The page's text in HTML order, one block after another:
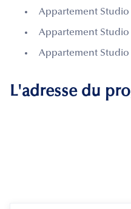
Appartement Studio
Appartement Studio
Appartement Studio
L'adresse du